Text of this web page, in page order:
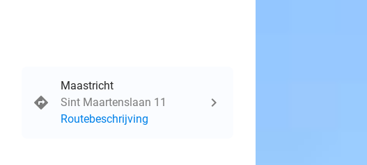
Maastricht
Sint Maartenslaan 11
Routebeschrijving